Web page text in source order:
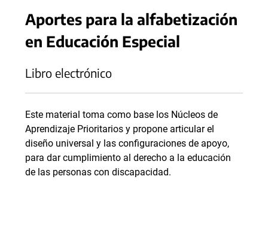
Aportes para la alfabetización
en Educación Especial
Libro electrónico
Este material toma como base los Núcleos de
Aprendizaje Prioritarios y propone articular el
diseño universal y las configuraciones de apoyo,
para dar cumplimiento al derecho a la educación
de las personas con discapacidad.